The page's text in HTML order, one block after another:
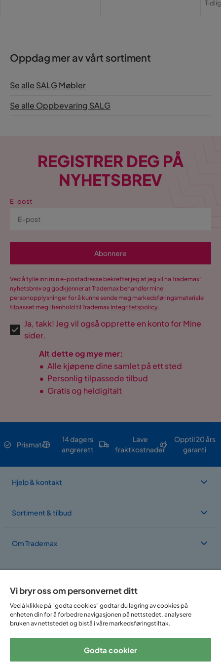
Oppdag mer av vårt sortiment
Se alle SALG Møbler
Se alle Oppbevaring SALG
REGISTRER DEG PÅ
NYHETSBREV
E-post
Abonnere
Ved å fylle inn min e-postadresse bekrefter jeg at jeg vil ha Trademax’
nyhetsbrev og godkjenner at Trademax behandler mine
personopplysninger for å kunne sende meg markedsføringsmateriale
tilpasset meg i henhold til Trademax Integritetspolicy.
Ja, takk! Jeg vil også opprette en konto for Mine
sider.
Alt dette og mye mer:
• Alle kjøpene dine samlet på ett sted
• Personlig tilpassede tilbud
• Gratis og heldigitalt
Prismatch
14 dagers
angrerett
Lave
fraktkostnader
Opptil 20 års
garanti
Hjelp & kontakt
Sortiment & tilbud
Om Trademax
Vi bryr oss om personvernet ditt
Ved å klikke på "godta cookies" godtar du lagring av cookies på
enheten din for å forbedre navigasjonen på nettstedet, analysere
bruken av nettstedet og bistå i våre markedsføringstiltak.
Godta cookier